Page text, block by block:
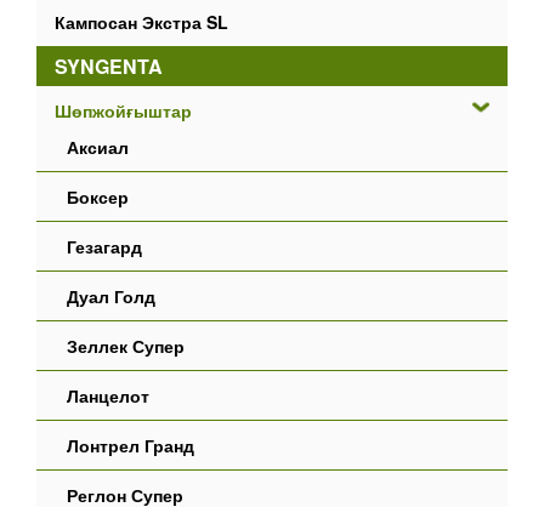
Кампосан Экстра SL
SYNGENTA
Шөпжойғыштар
Аксиал
Боксер
Гезагард
Дуал Голд
Зеллек Супер
Ланцелот
Лонтрел Гранд
Реглон Супер